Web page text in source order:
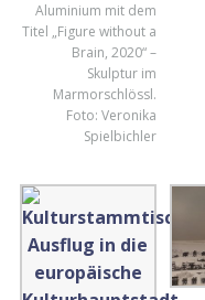
Aluminium mit dem
Titel „Figure without a
Brain, 2020“ –
Skulptur im
Marmorschlössl.
Foto: Veronika
Spielbichler